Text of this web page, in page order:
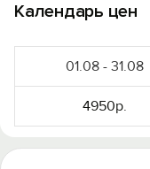
Календарь цен
01.08 - 31.08
4950р.